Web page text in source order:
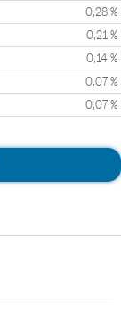
0,28 %
0,21 %
0,14 %
0,07 %
0,07 %